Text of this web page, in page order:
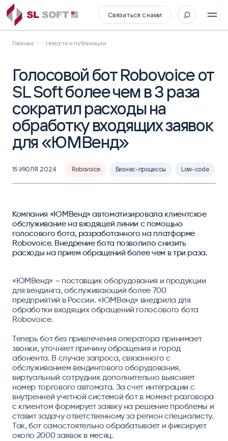
Связаться с нами
Главная Новости и публикации
Голосовой бот Robovoice от
SL Soft более чем в 3 раза
сократил расходы на
обработку входящих заявок
для «ЮМВенд»
15 ИЮЛЯ 2024 Robovoice Бизнес-процессы Low-code
Компания «ЮМВенд» автоматизировала клиентское
обслуживание на входящей линии с помощью
голосового бота, разработанного на платформе
Robovoice. Внедрение бота позволило снизить
расходы на прием обращений более чем в три раза.
«ЮМВенд» – поставщик оборудования и продукции
для вендинга, обслуживающий более 700
предприятий в России. «ЮМВенд» внедрила для
обработки входящих обращений голосового бота
Robovoice.
Теперь бот без привлечения оператора принимает
звонки, уточняет причину обращения и город
абонента. В случае запроса, связанного с
обслуживанием вендингового оборудования,
виртуальный сотрудник дополнительно выясняет
номер торгового автомата. За счет интеграции с
внутренней учетной системой бот в момент разговора
с клиентом формирует заявку на решение проблемы и
ставит задачу ответственному за регион специалисту.
Так, бот самостоятельно обрабатывает и фиксирует
около 2000 заявок в месяц.